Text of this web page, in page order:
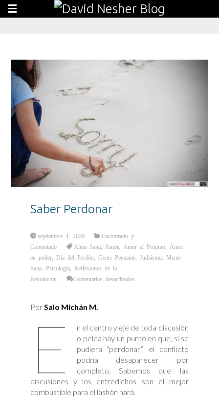
Saber Perdonar
septiembre 4, 2020
Encontrado y
Comentado
Alma Sana Amor Amor al Prójimo
Amor
en poder
Día del Perdón ,Gente Pensante Judaísmo
Mente
Sana
Psicología
Reflexiones de la
Revolución
Comentarios desactivados
PorSalo Michán M.
E
n el centro y eje de toda discusión
o pelea hay un punto en que, si se
pudiera “perdonar”, el conflicto
podría desaparecer por
completo. Sabemos que las
discusiones y los entredichos son el mejor
combustible para el lashón hará.